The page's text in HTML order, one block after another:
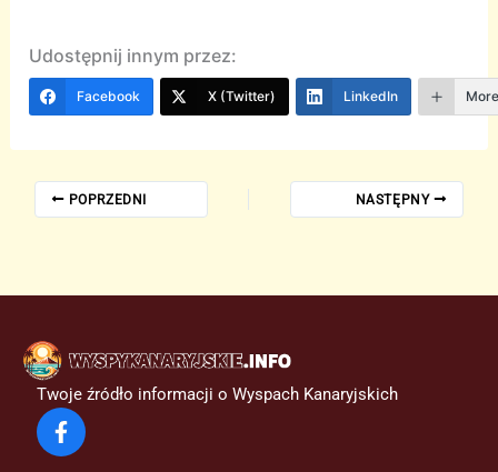
Udostępnij innym przez:
Facebook X (Twitter) LinkedIn
POPRZEDNI NASTĘPNY
Twoje źródło informacji o Wyspach Kanaryjskich